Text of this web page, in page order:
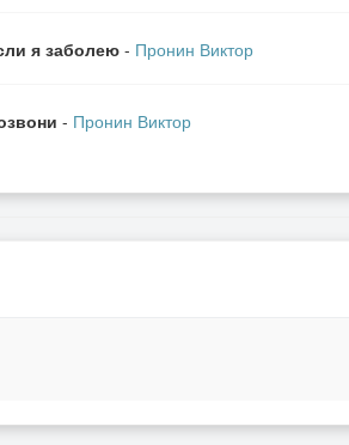
я заболею - Пронин Виктор
- Пронин Виктор